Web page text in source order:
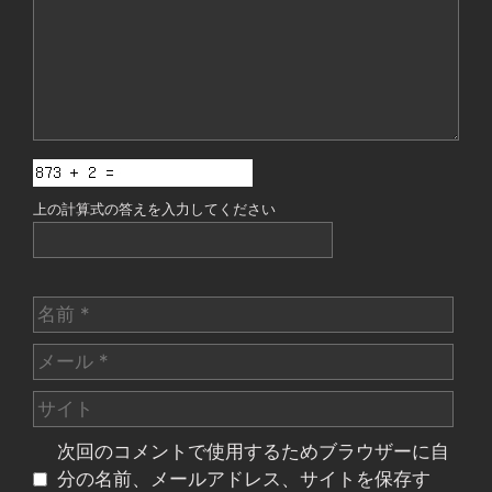
上の計算式の答えを入力してください
名
前
メ
ー
ル
サ
イ
次回のコメントで使用するためブラウザーに自
分の名前、メールアドレス、サイトを保存す